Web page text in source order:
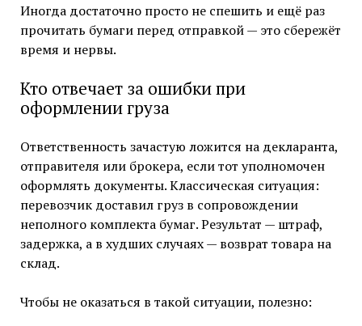
Иногда достаточно просто не спешить и ещё раз
прочитать бумаги перед отправкой — это сбережёт
время и нервы.
Кто отвечает за ошибки при
оформлении груза
Ответственность зачастую ложится на декларанта,
отправителя или брокера, если тот уполномочен
оформлять документы. Классическая ситуация:
перевозчик доставил груз в сопровождении
неполного комплекта бумаг. Результат — штраф,
задержка, а в худших случаях — возврат товара на
склад.
Чтобы не оказаться в такой ситуации, полезно: